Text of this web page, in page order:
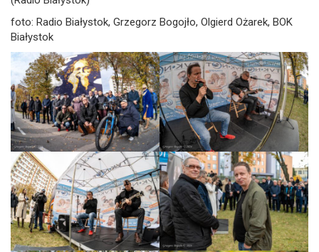
foto: Radio Białystok, Grzegorz Bogojło, Olgierd Ożarek, BOK
Białystok